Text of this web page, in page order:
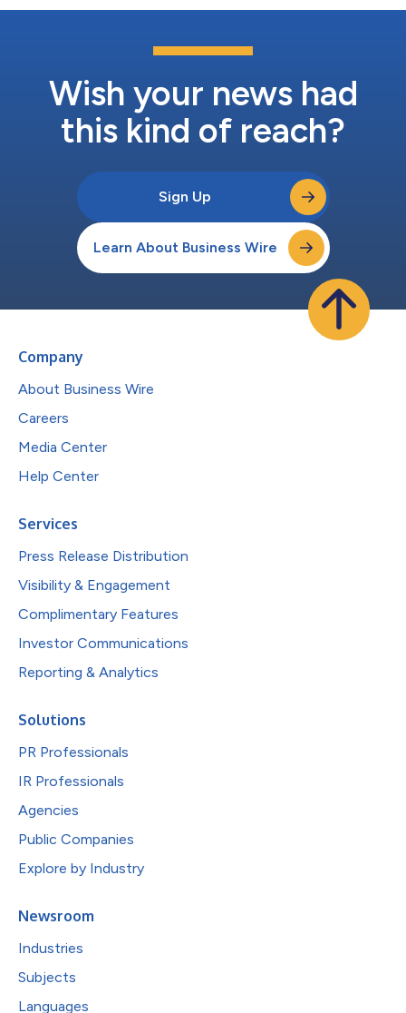
Wish your news had
this kind of reach?
Sign Up
Learn About Business Wire
Company
About Business Wire
Careers
Media Center
Help Center
Services
Press Release Distribution
Visibility & Engagement
Complimentary Features
Investor Communications
Reporting & Analytics
Solutions
PR Professionals
IR Professionals
Agencies
Public Companies
Explore by Industry
Newsroom
Industries
Subjects
Languages